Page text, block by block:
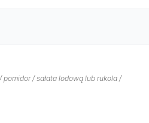
/ sałata lodową lub rukola /